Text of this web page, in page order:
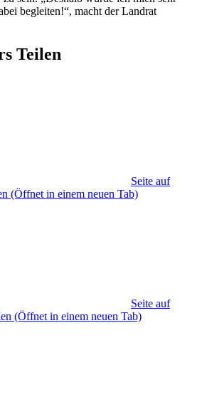
begleiten!“, macht der Landrat
Teilen
Seite auf
(Öffnet in einem neuen Tab)
Seite auf
(Öffnet in einem neuen Tab)